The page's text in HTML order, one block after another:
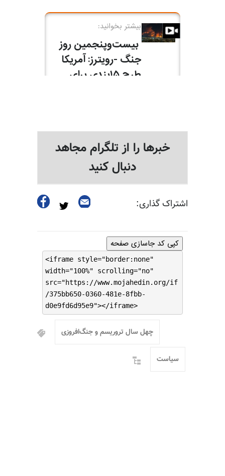
خبرها را از تلگرام مجاهد
دنبال کنید
اشتراک گذاری:
کپی کد جاسازی صفحه
<iframe style="border:none"
width="100%" scrolling="no"
src="https://www.mojahedin.org/if
/375bb650-0360-481e-8fbb-
d0e9fd6d95e9"></iframe>
چهل سال تروریسم و جنگ‌افروزی
سیاست